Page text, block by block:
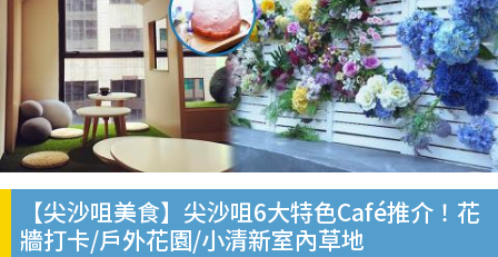
【尖沙咀美食】尖沙咀6大特色Café推介！花
牆打卡/戶外花園/小清新室內草地